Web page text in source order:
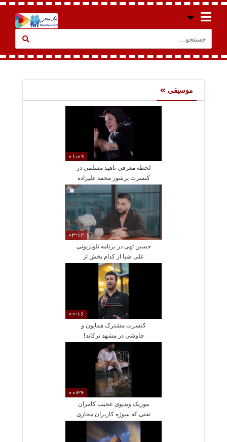
موسیقی
01:09
لحظه معرفی ناهید مسلمی در
کنسرت پرشور محمد علیزاده
کل سالن شروع کردن به یویو
گفتن
03:12
حسین تهی در برنامه تلویزیونی
علی ضیا از کدام بخش از
زندگی‌اش پشیمان است؟
جزئیات اعترافات این خواننده
خارج نشین
00:16
کنسرت مشترک همایون و
چاوشی در مشهد ترکاند!
00:36
موزیک ویدیوی عجیب کامران
تفتی که سوژه کاربران مجازی